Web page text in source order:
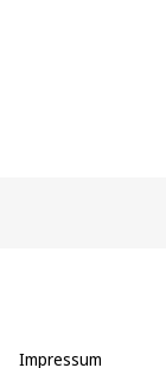
Impressum